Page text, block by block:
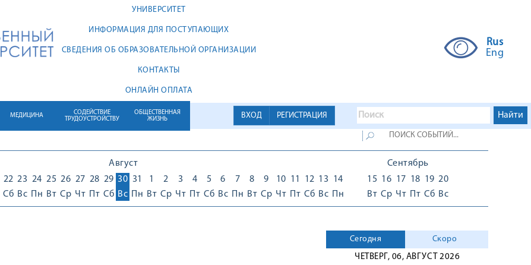
УНИВЕРСИТЕТ
ИНФОРМАЦИЯ ДЛЯ ПОСТУПАЮЩИХ
СВЕДЕНИЯ ОБ ОБРАЗОВАТЕЛЬНОЙ ОРГАНИЗАЦИИ
КОНТАКТЫ
ОНЛАЙН ОПЛАТА
Rus
Eng
ВХОД РЕГИСТРАЦИЯ
МЕДИЦИНА
СОДЕЙСТВИЕ
ТРУДОУСТРОЙСТВУ
ОБЩЕСТВЕННАЯ
ЖИЗНЬ
Август
22
Сб
23
Вс
24
Пн
25
Вт
26
Ср
27
Чт
28
Пт
29
Сб
30
Вс
31
Пн
1
Вт
2
Ср
3
Чт
4
Пт
5
Сб
6
Вс
7
Пн
8
Вт
9
Ср
10
Чт
11
Пт
12
Сб
13
Вс
14
Пн
Сентябрь
15
Вт
16
Ср
17
Чт
18
Пт
19
Сб
20
Вс
Сегодня
Скоро
ЧЕТВЕРГ, 06, АВГУСТ 2026